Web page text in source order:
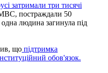
затримали три тисячі
постраждали 50
людина загинула під
що підтримка
обов'язок.